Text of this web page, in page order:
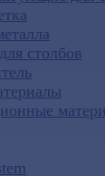
столбов